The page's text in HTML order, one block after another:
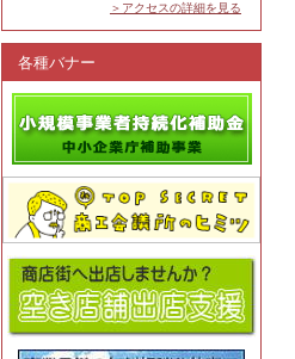
＞アクセスの詳細を見る
各種バナー